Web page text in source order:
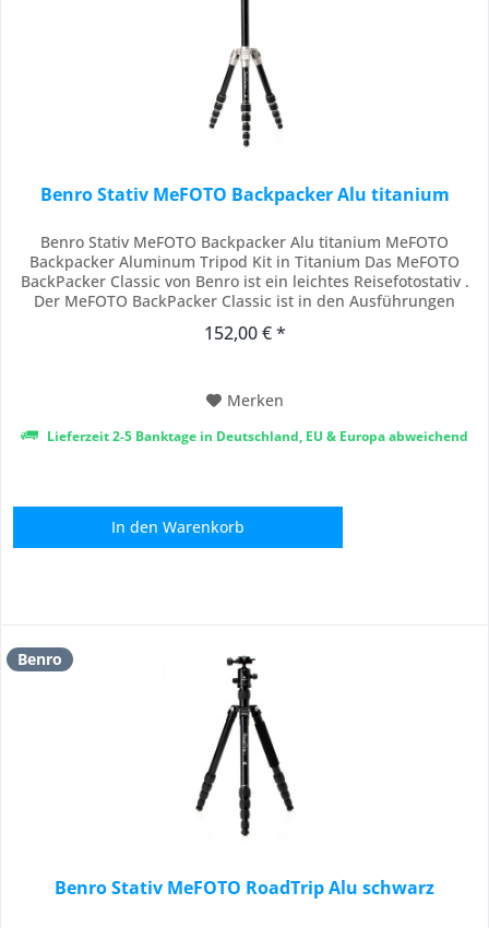
Benro Stativ MeFOTO Backpacker Alu titanium
Benro Stativ MeFOTO Backpacker Alu titanium MeFOTO
Backpacker Aluminum Tripod Kit in Titanium Das MeFOTO
BackPacker Classic von Benro ist ein leichtes Reisefotostativ .
Der MeFOTO BackPacker Classic ist in den Ausführungen
ist nur 15,4"" groß, wenn es zusammengeklappt ist, und
152,00 € *
Merken
Lieferzeit 2-5 Banktage in Deutschland, EU & Europa abweichend
In den Warenkorb
Benro
Benro Stativ MeFOTO RoadTrip Alu schwarz